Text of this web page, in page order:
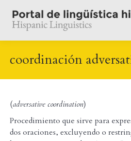
coordinación
(adversative coordination)
Procedimiento que sirve para
dos oraciones, excluyendo o